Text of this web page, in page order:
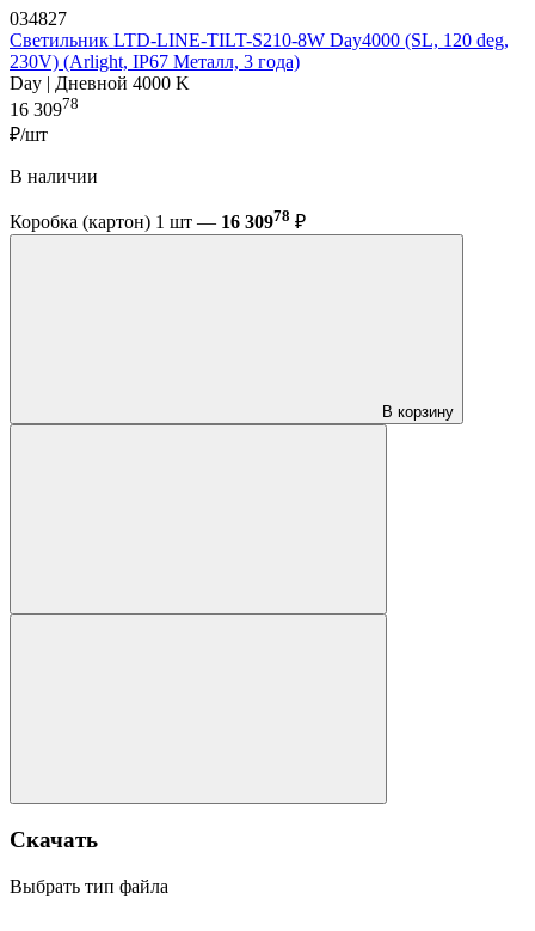
034827
Светильник LTD-LINE-TILT-S210-8W Day4000 (SL, 120 deg,
230V) (Arlight, IP67 Металл, 3 года)
Day | Дневной 4000 K
16 30978
₽/шт
В наличии
Коробка (картон) 1 шт — 16 30978 ₽
В корзину
Скачать
Выбрать тип файла